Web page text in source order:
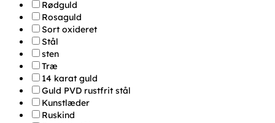
Rødguld
Rosaguld
Sort oxideret
Stål
sten
Træ
14 karat guld
Guld PVD rustfrit stål
Kunstlæder
Ruskind